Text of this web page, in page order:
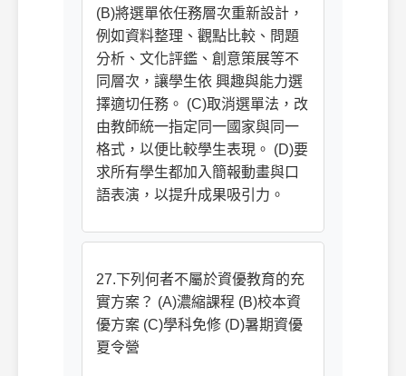
(B)將選單依任務層次重新設計，
例如資料整理、觀點比較、問題
分析、文化評鑑、創意策展等不
同層次，讓學生依 興趣與能力選
擇適切任務。 (C)取消選單法，改
由教師統一指定同一國家與同一
格式，以便比較學生表現。 (D)要
求所有學生都加入簡報動畫與口
語表演，以提升成果吸引力。
27.下列何者不屬於資優教育的充
實方案？ (A)濃縮課程 (B)校本資
優方案 (C)學科免修 (D)暑期資優
夏令營